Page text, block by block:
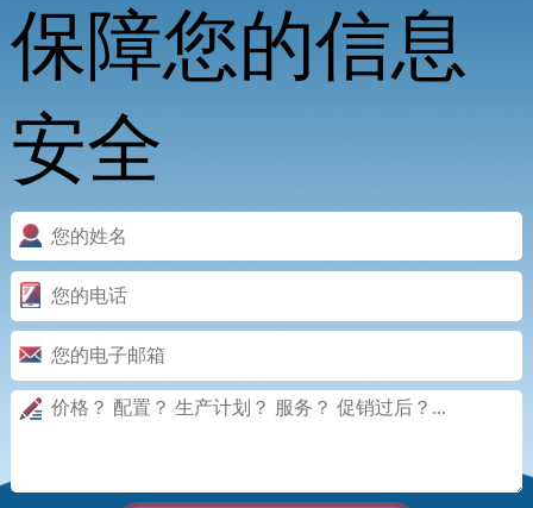
保障您的信息
安全